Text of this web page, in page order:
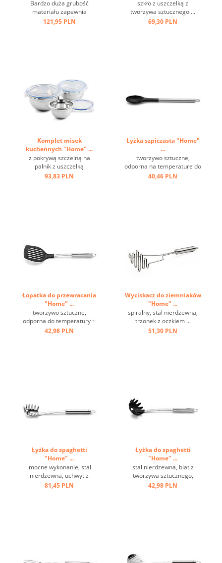
Bardzo duża grubość
materiału zapewnia
optymalną stabilność i
121,95 PLN
szkło z uszczelką z
tworzywa sztucznego ...
69,30 PLN
Komplet misek
kuchennych "Home" ...
z pokrywą szczelną na
palnik z uszczelką
silikonową, częściowo
93,83 PLN
Łyżka szpiczasta "Home"
...
tworzywo sztuczne,
odporna na temperature do
+ 220 st.C, stal nierdzewna,
40,46 PLN
Łopatka do przewracania
"Home" ...
tworzywo sztuczne,
odporna do temperatury +
220 st.C, stal nierdzewna,
42,98 PLN
Wyciskacz do ziemniaków
"Home" ...
spiralny, stal nierdzewna,
trzonek z oczkiem ...
51,30 PLN
Łyżka do spaghetti
"Home" ...
mocne wykonanie, stal
nierdzewna, uchwyt z
oczkiem ...
81,45 PLN
Łyżka do spaghetti
"Home" ...
stal nierdzewna, blat z
tworzywa sztucznego,
odporna na temperaturę do
42,98 PLN